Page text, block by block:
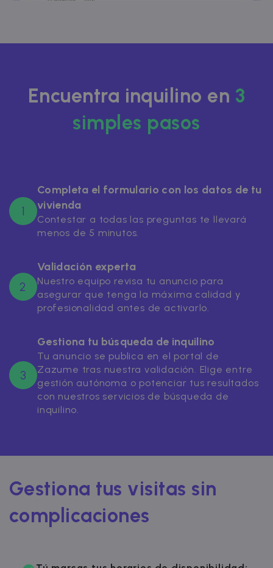
Encuentra inquilino en 3
simples pasos
1
Completa el formulario con los datos de tu
vivienda
Contestar a todas las preguntas te llevará
menos de 5 minutos.
2
Validación experta
Nuestro equipo revisa tu anuncio para
asegurar que tenga la máxima calidad y
profesionalidad antes de activarlo.
3
Gestiona tu búsqueda de inquilino
Tu anuncio se publica en el portal de
Zazume tras nuestra validación. Elige entre
gestión autónoma o potenciar tus resultados
con nuestros servicios de búsqueda de
inquilino.
Gestiona tus visitas sin
complicaciones